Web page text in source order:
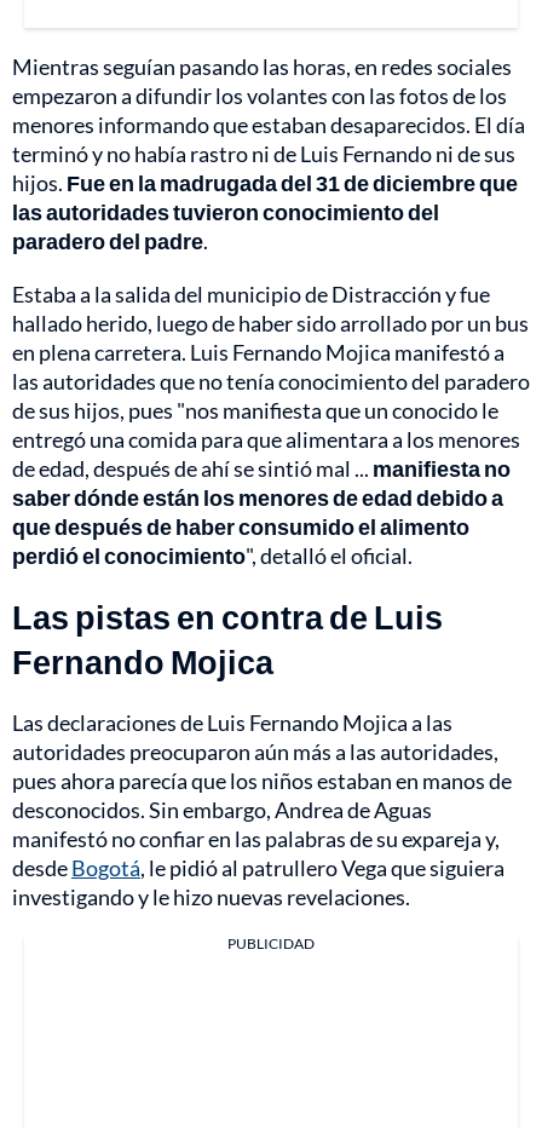
Mientras seguían pasando las horas, en redes sociales
empezaron a difundir los volantes con las fotos de los
menores informando que estaban desaparecidos. El día
terminó y no había rastro ni de Luis Fernando ni de sus
hijos. Fue en la madrugada del 31 de diciembre que
las autoridades tuvieron conocimiento del
paradero del padre.
Estaba a la salida del municipio de Distracción y fue
hallado herido, luego de haber sido arrollado por un bus
en plena carretera. Luis Fernando Mojica manifestó a
las autoridades que no tenía conocimiento del paradero
de sus hijos, pues "nos manifiesta que un conocido le
entregó una comida para que alimentara a los menores
de edad, después de ahí se sintió mal ... manifiesta no
saber dónde están los menores de edad debido a
que después de haber consumido el alimento
perdió el conocimiento", detalló el oficial.
Las pistas en contra de Luis
Fernando Mojica
Las declaraciones de Luis Fernando Mojica a las
autoridades preocuparon aún más a las autoridades,
pues ahora parecía que los niños estaban en manos de
desconocidos. Sin embargo, Andrea de Aguas
manifestó no confiar en las palabras de su expareja y,
desdeBogotá, le pidió al patrullero Vega que siguiera
investigando y le hizo nuevas revelaciones.
PUBLICIDAD